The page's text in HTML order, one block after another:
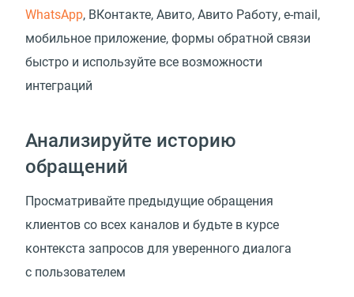
WhatsApp, ВКонтакте, Авито, Авито Работу, e-mail,
мобильное приложение, формы обратной связи
быстро и используйте все возможности
интеграций
Анализируйте историю
обращений
Просматривайте предыдущие обращения
клиентов со всех каналов и будьте в курсе
контекста запросов для уверенного диалога
с пользователем